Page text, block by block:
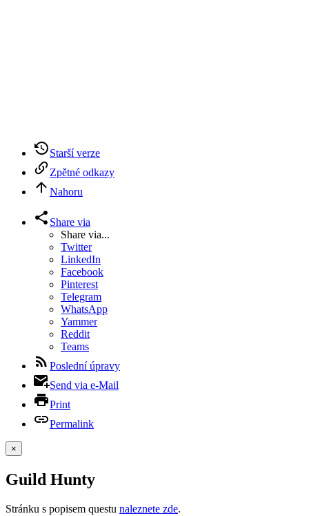
Starší verze
Zpětné odkazy
Nahoru
Share via
Share via...
Twitter
LinkedIn
Facebook
Pinterest
Telegram
WhatsApp
Yammer
Reddit
Teams
Poslední úpravy
Send via e-Mail
Print
Permalink
×
Guild Hunty
Stránku s popisem questu naleznete zde.